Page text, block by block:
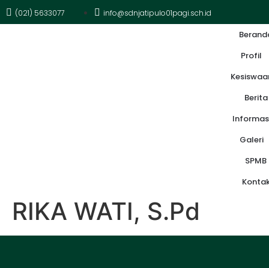
(021) 5633077 info@sdnjatipulo01pagi.sch.id
Profil
Berita
Galeri
SPMB
RIKA WATI, S.Pd